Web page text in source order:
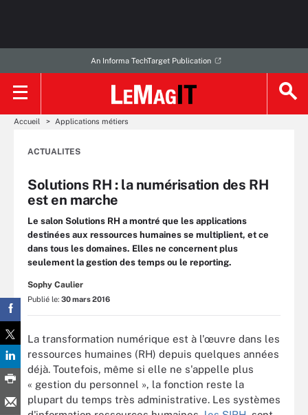
An Informa TechTarget Publication
Accueil Applications métiers
ACTUALITES
Solutions RH : la numérisation des RH
est en marche
Le salon Solutions RH a montré que les applications
destinées aux ressources humaines se multiplient, et ce
dans tous les domaines. Elles ne concernent plus
seulement la gestion des temps ou le reporting.
Sophy Caulier
Publié le: 30 mars 2016
La transformation numérique est à l'œuvre dans les
ressources humaines (RH) depuis quelques années
déjà. Toutefois, même si elle ne s'appelle plus
« gestion du personnel », la fonction reste la
plupart du temps très administrative. Les systèmes